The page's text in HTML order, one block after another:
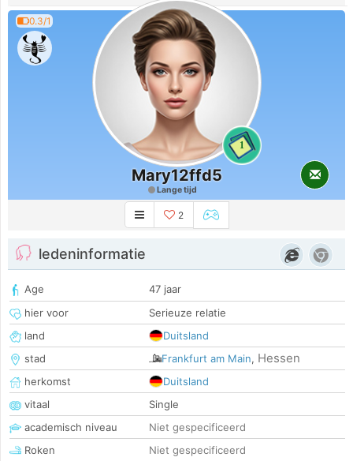
0.3/1
1
Mary12ffd5
Lange tijd
2
ledeninformatie
Age
47 jaar
hier voor
Serieuze relatie
land
Duitsland
stad
Frankfurt am Main, Hessen
herkomst
Duitsland
vitaal
Single
academisch niveau
Niet gespecificeerd
Roken
Niet gespecificeerd